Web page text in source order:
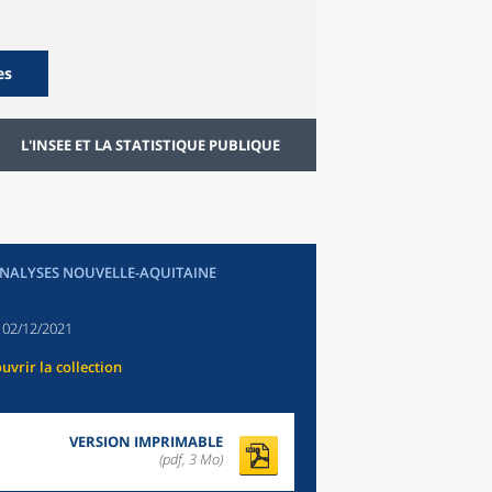
L'INSEE ET LA STATISTIQUE PUBLIQUE
NOUVELLE-AQUITAINE
02/12/2021
la collection
VERSION IMPRIMABLE
(pdf, 3 Mo)